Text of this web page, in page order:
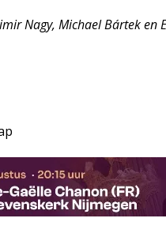
Nagy, Michael Bártek en